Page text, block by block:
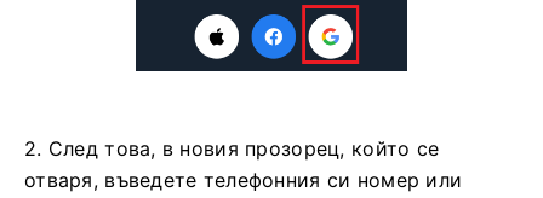
2. След това, в новия прозорец, който се
отваря, въведете телефонния си номер или